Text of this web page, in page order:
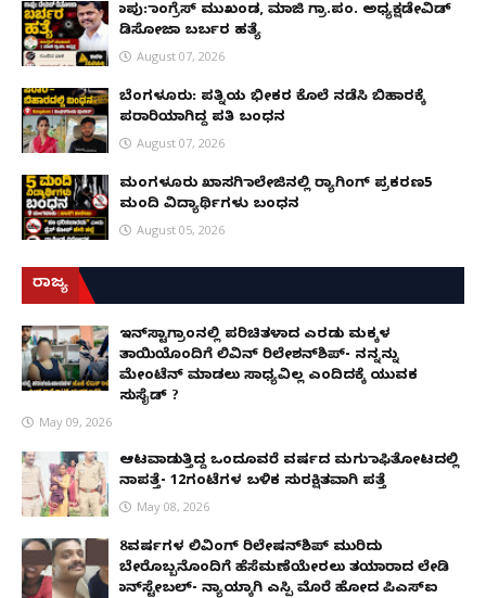
ಕಾಪು: ಕಾಂಗ್ರೆಸ್ ಮುಖಂಡ, ಮಾಜಿ ಗ್ರಾ.ಪಂ. ಅಧ್ಯಕ್ಷಡೇವಿಡ್
ಡಿಸೋಜಾ ಬರ್ಬರ ಹತ್ಯೆ
August 07, 2026
ಬೆಂಗಳೂರು: ಪತ್ನಿಯ ಭೀಕರ ಕೊಲೆ ನಡೆಸಿ ಬಿಹಾರಕ್ಕೆ
ಪರಾರಿಯಾಗಿದ್ದ ಪತಿ ಬಂಧನ
August 07, 2026
ಮಂಗಳೂರು ಖಾಸಗಿ ಕಾಲೇಜಿನಲ್ಲಿ ರ‌್ಯಾಗಿಂಗ್ ಪ್ರಕರಣ5
ಮಂದಿ ವಿದ್ಯಾರ್ಥಿಗಳು ಬಂಧನ
August 05, 2026
ರಾಜ್ಯ
ಇನ್​ಸ್ಟಾಗ್ರಾಂನಲ್ಲಿ ಪರಿಚಿತಳಾದ ಎರಡು ಮಕ್ಕಳ
ತಾಯಿಯೊಂದಿಗೆ ಲಿವಿನ್ ರಿಲೇಶನ್​ಶಿಪ್- ನನ್ನನ್ನು
ಮೇಂಟೆನ್ ಮಾಡಲು ಸಾಧ್ಯವಿಲ್ಲ ಎಂದಿದಕ್ಕೆ ಯುವಕ
ಸುಸೈಡ್ ?
May 09, 2026
ಆಟವಾಡುತ್ತಿದ್ದ ಒಂದೂವರೆ ವರ್ಷದ ಮಗು ಕಾಫಿತೋಟದಲ್ಲಿ
ನಾಪತ್ತೆ- 12ಗಂಟೆಗಳ ಬಳಿಕ ಸುರಕ್ಷಿತವಾಗಿ ಪತ್ತೆ
May 08, 2026
8ವರ್ಷಗಳ ಲಿವಿಂಗ್‌ ರಿಲೇಷನ್‌ಶಿಪ್ ಮುರಿದು
ಬೇರೊಬ್ಬನೊಂದಿಗೆ ಹೆಸೆಮಣೆಯೇರಲು ತಯಾರಾದ ಲೇಡಿ
ಕಾನ್‌ಸ್ಟೇಬಲ್- ನ್ಯಾಯಕ್ಕಾಗಿ ಎಸ್ಪಿ ಮೊರೆ ಹೋದ ಪಿಎಸ್ಐ